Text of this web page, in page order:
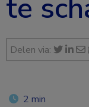
te
Delen via:
2 min